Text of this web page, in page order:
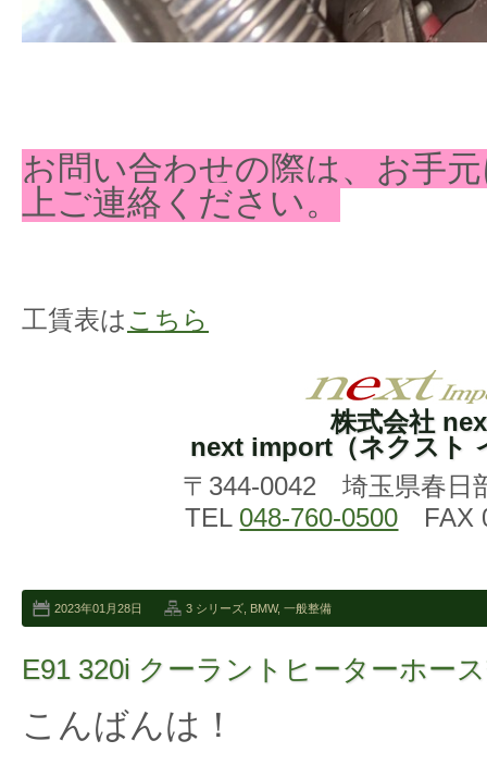
お問い合わせの際は、お手
上ご連絡ください。
工賃表は こちら
株式会社
next import（ネクスト
〒344-0042 埼玉県春日
TEL 048-760-0500 FAX
2023年01月28日 3 シリーズ BMW, 一般整備
E91 320i クーラントヒーターホー
こんばんは！